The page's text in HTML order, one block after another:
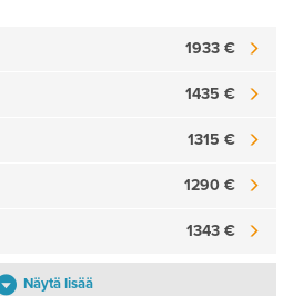
1933 €
1435 €
1315 €
1290 €
1343 €
Näytä lisää